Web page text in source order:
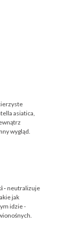
asiatica,
wygląd.
-neutralizuje
jak
idzie -